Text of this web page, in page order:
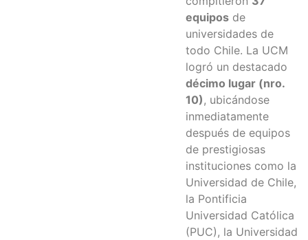
equipos de
universidades de
todo Chile. La UCM
logró un destacado
décimo lugar (nro.
10), ubicándose
inmediatamente
después de equipos
de prestigiosas
instituciones como la
Universidad de Chile,
la Pontificia
Universidad Católica
(PUC), la Universidad